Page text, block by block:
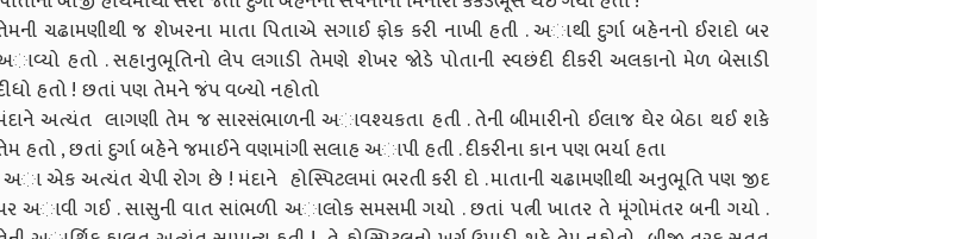
ચઢામણીથી જ શેખરના માતા પિતાએ સગાઈ ફોક કરી નાખી હતી . અાથી દુર્ગા બહેનનો ઈરાદો બર
હતો . સહાનુભૂતિનો લેપ લગાડી તેમણે શેખર જોડે પોતાની સ્વછંદી દીકરી અલકાનો મેળ બેસાડી
હતો ! છતાં પણ તેમને જંપ વળ્યો નહોતો
અત્યંત લાગણી તેમ જ સારસંભાળની અાવશ્યકતા હતી . તેની બીમારીનો ઈલાજ ઘેર બેઠા થઈ શકે
હતો , છતાં દુર્ગા બહેને જમાઈને વણમાંગી સલાહ અાપી હતી . દીકરીના કાન પણ ભર્યા હતા
એક અત્યંત ચેપી રોગ છે ! મંદાને હોસ્પિટલમાં ભરતી કરી દો . માતાની ચઢામણીથી અનુભૂતિ પણ જીદ
અાવી ગઈ . સાસુની વાત સાંભળી અાલોક સમસમી ગયો . છતાં પત્ની ખાતર તે મૂંગોમંતર બની ગયો .